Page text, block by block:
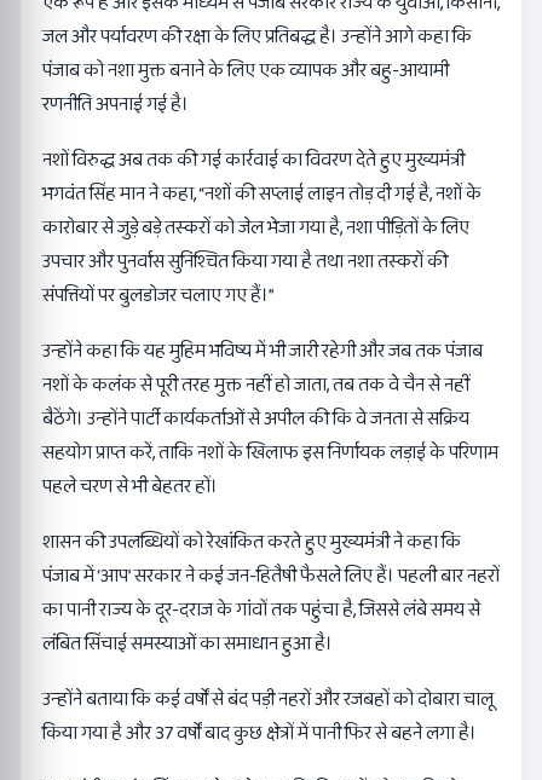
जल और पर्यावरण की रक्षा के लिए प्रतिबद्ध है। उन्होंने आगे कहा कि
पंजाब को नशा मुक्त बनाने के लिए एक व्यापक और बहु-आयामी
रणनीति अपनाई गई है।
नशों विरुद्ध अब तक की गई कार्रवाई का विवरण देते हुए मुख्यमंत्री
भगवंत सिंह मान ने कहा, “नशों की सप्लाई लाइन तोड़ दी गई है, नशों के
कारोबार से जुड़े बड़े तस्करों को जेल भेजा गया है, नशा पीड़ितों के लिए
उपचार और पुनर्वास सुनिश्चित किया गया है तथा नशा तस्करों की
संपत्तियों पर बुलडोजर चलाए गए हैं।”
उन्होंने कहा कि यह मुहिम भविष्य में भी जारी रहेगी और जब तक पंजाब
नशों के कलंक से पूरी तरह मुक्त नहीं हो जाता, तब तक वे चैन से नहीं
बैठेंगे। उन्होंने पार्टी कार्यकर्ताओं से अपील की कि वे जनता से सक्रिय
सहयोग प्राप्त करें, ताकि नशों के खिलाफ इस निर्णायक लड़ाई के परिणाम
पहले चरण से भी बेहतर हों।
शासन की उपलब्धियों को रेखांकित करते हुए मुख्यमंत्री ने कहा कि
पंजाब में ‘आप’ सरकार ने कई जन-हितैषी फैसले लिए हैं। पहली बार नहरों
का पानी राज्य के दूर-दराज के गांवों तक पहुंचा है, जिससे लंबे समय से
लंबित सिंचाई समस्याओं का समाधान हुआ है।
उन्होंने बताया कि कई वर्षों से बंद पड़ी नहरों और रजबहों को दोबारा चालू
किया गया है और 37 वर्षों बाद कुछ क्षेत्रों में पानी फिर से बहने लगा है।